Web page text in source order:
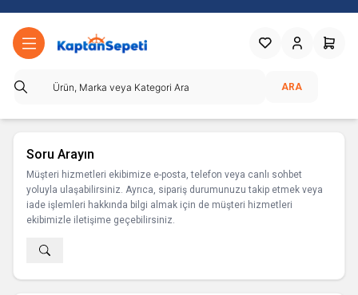
ARA
FavorilerimHesabımSepetim
Soru Arayın
Müşteri hizmetleri ekibimize e-posta, telefon veya canlı sohbet
yoluyla ulaşabilirsiniz. Ayrıca, sipariş durumunuzu takip etmek veya
iade işlemleri hakkında bilgi almak için de müşteri hizmetleri
ekibimizle iletişime geçebilirsiniz.